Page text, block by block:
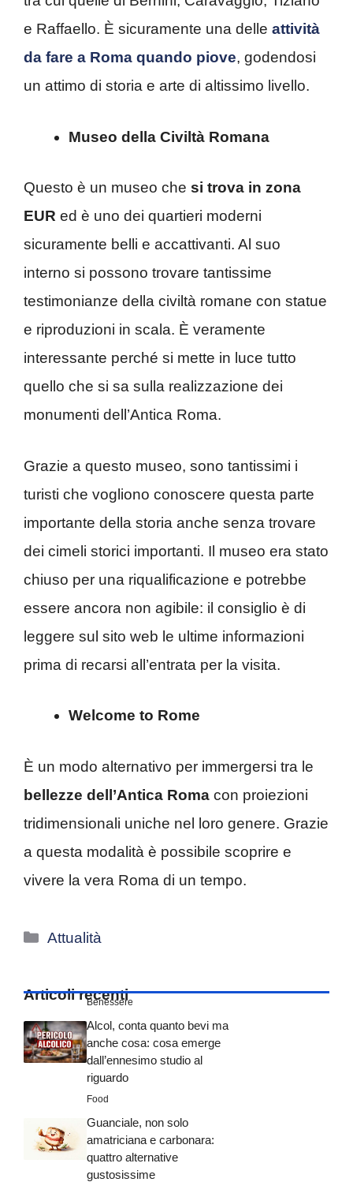
e Raffaello. È sicuramente una delle attività
da fare a Roma quando piove, godendosi
un attimo di storia e arte di altissimo livello.
Museo della Civiltà Romana
Questo è un museo che si trova in zona
EUR ed è uno dei quartieri moderni
sicuramente belli e accattivanti. Al suo
interno si possono trovare tantissime
testimonianze della civiltà romane con statue
e riproduzioni in scala. È veramente
interessante perché si mette in luce tutto
quello che si sa sulla realizzazione dei
monumenti dell’Antica Roma.
Grazie a questo museo, sono tantissimi i
turisti che vogliono conoscere questa parte
importante della storia anche senza trovare
dei cimeli storici importanti. Il museo era stato
chiuso per una riqualificazione e potrebbe
essere ancora non agibile: il consiglio è di
leggere sul sito web le ultime informazioni
prima di recarsi all’entrata per la visita.
Welcome to Rome
È un modo alternativo per immergersi tra le
bellezze dell’Antica Roma con proiezioni
tridimensionali uniche nel loro genere. Grazie
a questa modalità è possibile scoprire e
vivere la vera Roma di un tempo.
Categorie
Attualità
Articoli recenti
Benessere
Alcol, conta quanto bevi ma
anche cosa: cosa emerge
dall’ennesimo studio al
riguardo
Food
Guanciale, non solo
amatriciana e carbonara:
quattro alternative
gustosissime